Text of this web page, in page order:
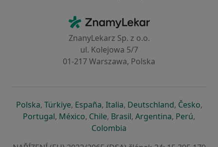
ZnamyLekar - Hlavní stránka
ZnanyLekarz Sp. z o.o.
ul. Kolejowa 5/7
01-217 Warszawa, Polska
Polskase otevře v nové záložce
, Türkiyese otevře v nové záložce
, Españase otevře v nové záložce
, Italiase otevře v nové záložce
, Deutschlandse otevře v
, Českose
,
Portugalse otevře v nové záložce
, Méxicose otevře v nové záložce
, Chilese otevře v nové záložce
, Brasilse otevře v nové
, Argentinase otevře v
, Perúse
,
Colombia